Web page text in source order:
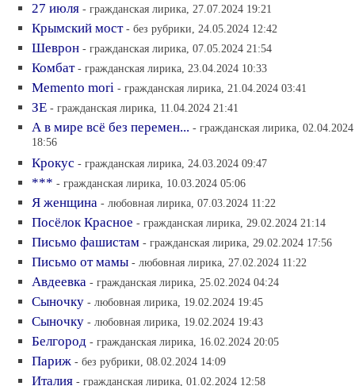
27 июля - гражданская лирика, 27.07.2024 19:21
Крымский мост - без рубрики, 24.05.2024 12:42
Шеврон - гражданская лирика, 07.05.2024 21:54
Комбат - гражданская лирика, 23.04.2024 10:33
Memento mori - гражданская лирика, 21.04.2024 03:41
ЗЕ - гражданская лирика, 11.04.2024 21:41
А в мире всё без перемен... - гражданская лирика, 02.04.2024
18:56
Крокус - гражданская лирика, 24.03.2024 09:47
*** - гражданская лирика, 10.03.2024 05:06
Я женщина - любовная лирика, 07.03.2024 11:22
Посёлок Красное - гражданская лирика, 29.02.2024 21:14
Письмо фашистам - гражданская лирика, 29.02.2024 17:56
Письмо от мамы - любовная лирика, 27.02.2024 11:22
Авдеевка - гражданская лирика, 25.02.2024 04:24
Сыночку - любовная лирика, 19.02.2024 19:45
Сыночку - любовная лирика, 19.02.2024 19:43
Белгород - гражданская лирика, 16.02.2024 20:05
Париж - без рубрики, 08.02.2024 14:09
Италия - гражданская лирика, 01.02.2024 12:58